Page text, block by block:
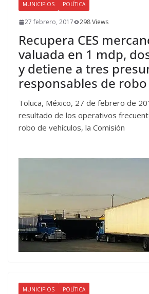
MUNICIPIOS POLÍTICA
27 febrero, 2017 298 Views
Recupera CES
valuada en 1 mdp,
y detiene a tres
responsables de robo
Toluca, México, 27 de febrero de
resultado de los operativos
robo de vehículos, la Comisión
MUNICIPIOS POLÍTICA